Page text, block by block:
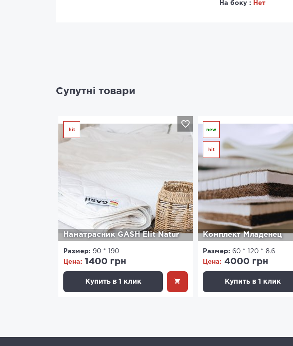
На боку :
Нет
Супутні товари
hit
Наматрасник GASH Elit Natur
Размер: 90 * 190
Цена: 1400 грн
Купить в 1 клик
new
hit
Комплект Младенец
Размер: 60 * 120 * 8.6
Цена: 4000 грн
Купить в 1 клик